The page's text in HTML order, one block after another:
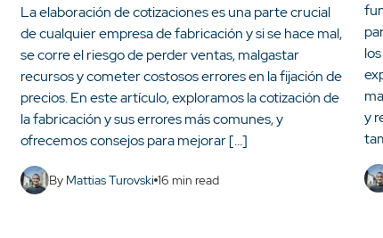
La elaboración de cotizaciones es una parte crucial
de cualquier empresa de fabricación y si se hace mal,
se corre el riesgo de perder ventas, malgastar
recursos y cometer costosos errores en la fijación de
precios. En este artículo, exploramos la cotización de
la fabricación y sus errores más comunes, y
ofrecemos consejos para mejorar […]
By Mattias Turovski 16 min read
y